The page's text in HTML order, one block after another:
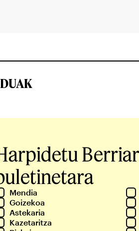
Mendia
Goizekoa
Astekaria
Kazetaritza